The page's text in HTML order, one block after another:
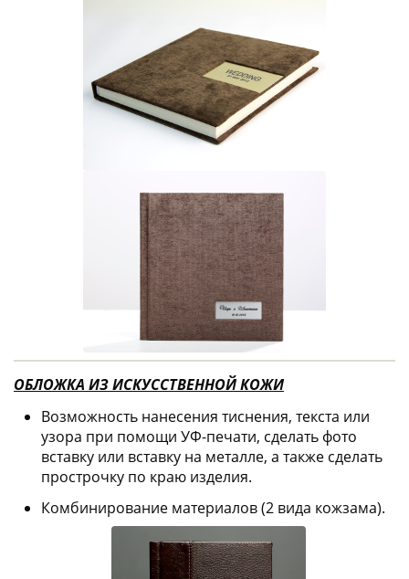
ОБЛОЖКА ИЗ ИСКУССТВЕННОЙ КОЖИ
Возможность нанесения тиснения, текста или
узора при помощи УФ-печати, сделать фото
вставку или вставку на металле, а также сделать
прострочку по краю изделия.
Комбинирование материалов (2 вида кожзама).